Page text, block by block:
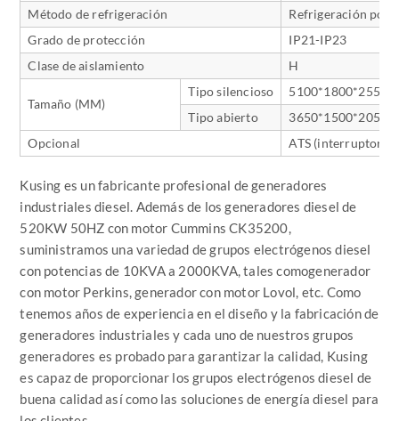
Método de refrigeración
Refrigeración por
Grado de protección
IP21-IP23
Clase de aislamiento
H
Tamaño (MM)
Tipo silencioso
5100*1800*2550
Tipo abierto
3650*1500*2050
Opcional
ATS (interruptor
Kusing es un fabricante profesional de generadores
industriales diesel. Además de los generadores diesel de
520KW 50HZ con motor Cummins CK35200,
suministramos una variedad de grupos electrógenos diesel
con potencias de 10KVA a 2000KVA, tales comogenerador
con motor Perkins, generador con motor Lovol, etc. Como
tenemos años de experiencia en el diseño y la fabricación de
generadores industriales y cada uno de nuestros grupos
generadores es probado para garantizar la calidad, Kusing
es capaz de proporcionar los grupos electrógenos diesel de
buena calidad así como las soluciones de energía diesel para